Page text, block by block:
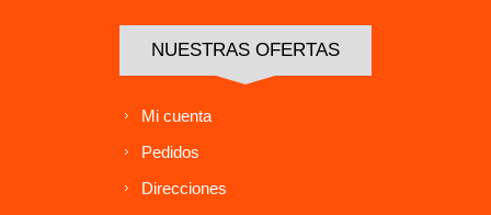
NUESTRAS OFERTAS
Mi cuenta
Pedidos
Direcciones